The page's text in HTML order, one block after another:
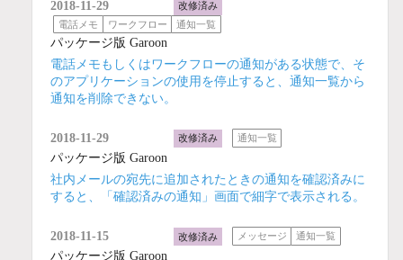
2018-11-29
改修済み
電話メモ
ワークフロー 通知一覧
パッケージ版 Garoon
電話メモもしくはワークフローの通知がある状態で、そ
のアプリケーションの使用を停止すると、通知一覧から
通知を削除できない。
2018-11-29 改修済み 通知一覧
パッケージ版 Garoon
社内メールの宛先に追加されたときの通知を確認済みに
すると、「確認済みの通知」画面で細字で表示される。
2018-11-15 改修済み メッセージ 通知一覧
パッケージ版 Garoon